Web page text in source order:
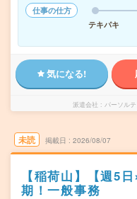
仕事の仕方
テキパキ
気になる!
派遣会社 パーソル
未読 掲載日 2026/08/07
【稲荷山】【週5
期！一般事務